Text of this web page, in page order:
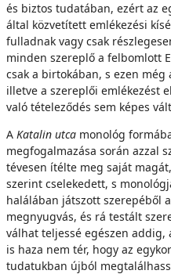
és biztos tudatában, ezért az
által közvetített emlékezési
fulladnak vagy csak
minden szereplő a felbomlott
csak a birtokában, s ezen
illetve a szereplői emlékezést
való tételeződés sem képes
A Katalin utca monológ
megfogalmazása során azzal
tévesen ítélte meg saját
szerint cselekedett, s
halálában játszott szerepéből
megnyugvás, és rá testált
válhat teljessé egészen
is haza nem tér, hogy az
tudatukban újból